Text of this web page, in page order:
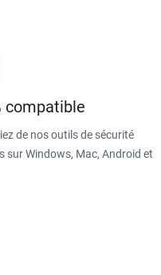
compatible
de nos outils de sécurité
sur Windows, Mac, Android et